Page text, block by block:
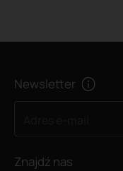
Newsletter
Znajdź nas